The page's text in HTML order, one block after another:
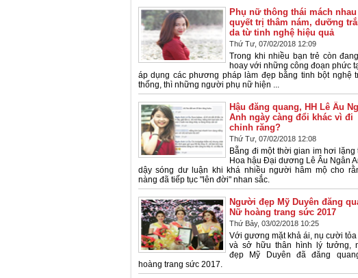
Phụ nữ thông thái mách
quyết trị thâm nám, dưỡng
da từ tinh nghệ hiệu quả
Thứ Tư, 07/02/2018 12:09
Trong khi nhiều bạn trẻ còn
hoay với những công đoạn phức
áp dụng các phương pháp làm đẹp bằng tinh bột nghệ
thống, thì những người phụ nữ hiện ...
Hậu đăng quang, HH Lê Âu
Anh ngày càng đổi khác vì đi
chỉnh răng?
Thứ Tư, 07/02/2018 12:08
Bẵng đi một thời gian im hơi lặng
Hoa hậu Đại dương Lê Âu Ngân
dậy sóng dư luận khi khá nhiều người hâm mộ cho
nàng đã tiếp tục "lên đời" nhan sắc.
Người đẹp Mỹ Duyên đăng
Nữ hoàng trang sức 2017
Thứ Bảy, 03/02/2018 10:25
Với gương mặt khả ái, nụ cười tỏa
và sở hữu thân hình lý tưởng,
đẹp Mỹ Duyên đã đăng
hoàng trang sức 2017.